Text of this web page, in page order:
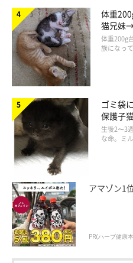
床に寝転ぶルナちゃん
@luv_ririmoon
飼い主さんによると、ルナちゃ
体重
猫兄妹
ほっこ
体重200g
族になっ
ゴミ袋
保護子
美しい
生後2〜3
な命。ミ
アマゾン1
PR(ハーブ健康